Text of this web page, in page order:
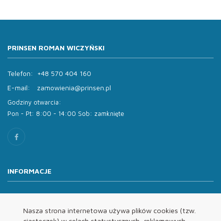
Nasza strona internetowa używa plików cookies (tzw.
PRINSEN ROMAN WICZYŃSKI
Telefon:
+48 570 404 160
E-mail:
zamowienia@prinsen.pl
Godziny otwarcia:
Pon - Pt: 8:00 - 14:00 Sob: zamknięte
INFORMACJE
Oferta